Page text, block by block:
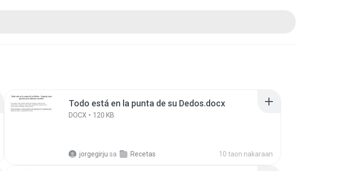
Todo está en la punta de su Dedos.docx
DOCX 120 KB
jorgegirju sa Recetas 10 taon nakaraan